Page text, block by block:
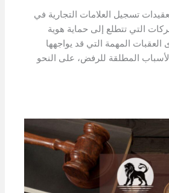
تسجيل العلامات التجارية في
التي تتطلع إلى حماية هوية
العقبات المهمة التي قد يواجهها
المطلقة للرفض، على النحو